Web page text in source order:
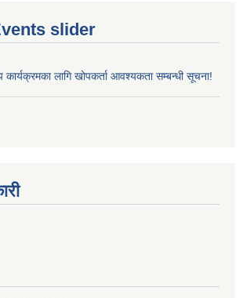
slider
कार्यक्रमका लागि खोपकर्ता आवश्यकता सम्बन्धी सूचना!